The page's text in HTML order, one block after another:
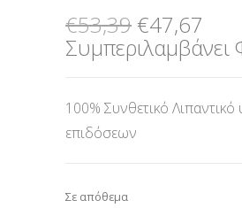
€53,39 Original
price
was:
€47,67
100% Συνθετικό
επιδόσεων
Σε απόθεμα